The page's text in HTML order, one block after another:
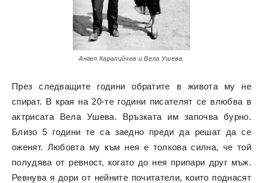
Ангел Каралийчев и Вела Ушева.
През следващите години обратите в живота му не
спират. В края на 20-те години писателят се влюбва в
актрисата Вела Ушева. Връзката им започва бурно.
Близо 5 години те са заедно преди да решат да се
оженят. Любовта му към нея е толкова силна, че той
полудява от ревност, когато до нея припари друг мъж.
Ревнува я дори от нейните почитатели, които поднасят